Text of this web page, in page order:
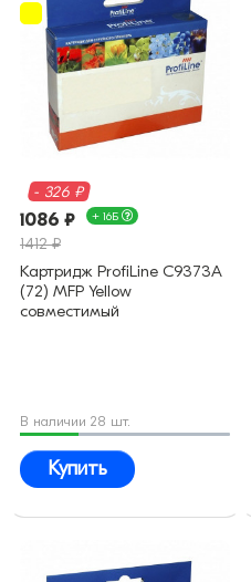
- 326 ₽
1086 ₽ + 16Б
1412 ₽
Картридж ProfiLine C9373A
(72) MFP Yellow
совместимый
В наличии 28 шт.
Купить